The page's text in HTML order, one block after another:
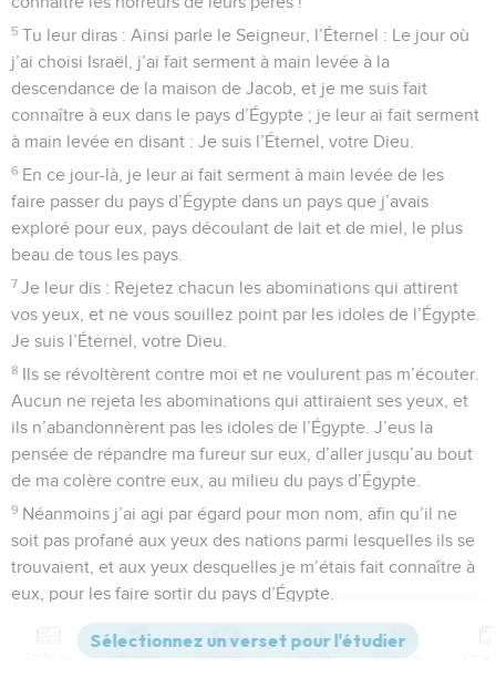
5 Tu leur diras : Ainsi parle le Seigneur, l’Éternel : Le jour où
j’ai choisi Israël, j’ai fait serment à main levée à la
descendance de la maison de Jacob, et je me suis fait
connaître à eux dans le pays d’Égypte ; je leur ai fait serment
à main levée en disant : Je suis l’Éternel, votre Dieu.
6 En ce jour-là, je leur ai fait serment à main levée de les
faire passer du pays d’Égypte dans un pays que j’avais
exploré pour eux, pays découlant de lait et de miel, le plus
beau de tous les pays.
7 Je leur dis : Rejetez chacun les abominations qui attirent
vos yeux, et ne vous souillez point par les idoles de l’Égypte.
Je suis l’Éternel, votre Dieu.
8 Ils se révoltèrent contre moi et ne voulurent pas m’écouter.
Aucun ne rejeta les abominations qui attiraient ses yeux, et
ils n’abandonnèrent pas les idoles de l’Égypte. J’eus la
pensée de répandre ma fureur sur eux, d’aller jusqu’au bout
de ma colère contre eux, au milieu du pays d’Égypte.
9 Néanmoins j’ai agi par égard pour mon nom, afin qu’il ne
soit pas profané aux yeux des nations parmi lesquelles ils se
trouvaient, et aux yeux desquelles je m’étais fait connaître à
eux, pour les faire sortir du pays d’Égypte.
Je les fis sortir du pays d’Égypte et les conduisis au désert.
Je leur donnai mes prescriptions et leur fis connaître mes
Versions Commentaires Strong